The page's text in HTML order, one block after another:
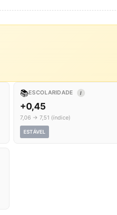
📚ESCOLARIDADE I
+0,45
7,06 → 7,51 (índice)
ESTÁVEL